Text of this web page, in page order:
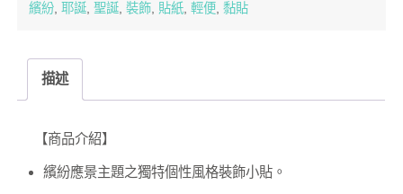
繽紛, 耶誕, 聖誕, 裝飾, 貼紙, 輕便, 黏貼
描述
【商品介紹】
繽紛應景主題之獨特個性風格裝飾小貼。